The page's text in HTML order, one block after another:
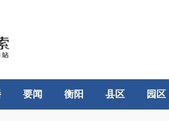
要闻 衡阳 县区 园区